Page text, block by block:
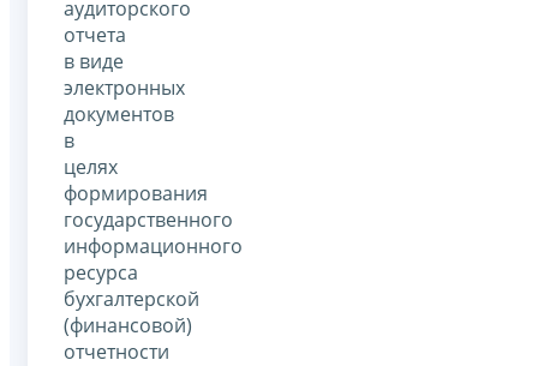
аудиторского
отчета
в виде
электронных
документов
в
целях
формирования
государственного
информационного
ресурса
бухгалтерской
(финансовой)
отчетности